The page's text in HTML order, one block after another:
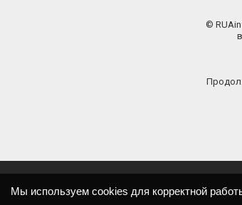
©
Мы используем cookies для корректной